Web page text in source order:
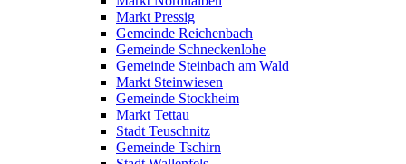
Markt Pressig
Gemeinde Reichenbach
Gemeinde Schneckenlohe
Gemeinde Steinbach am Wald
Markt Steinwiesen
Gemeinde Stockheim
Markt Tettau
Stadt Teuschnitz
Gemeinde Tschirn